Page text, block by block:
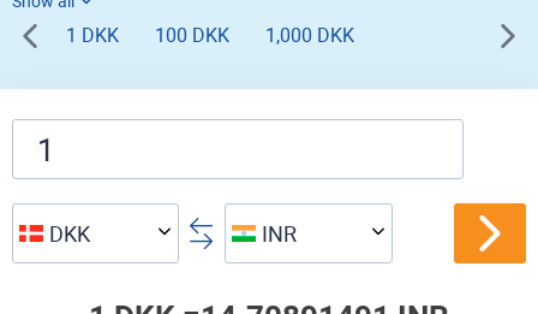
usted necesita una conversión inversa, vaya al convertidor de pares
deINR DKK.
1 DKK 100 DKK 1,000 DKK
DKK INR